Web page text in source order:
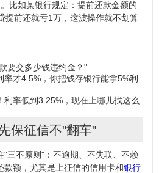
比如某银行规定：提前还款金额的
提前还就亏1万，这波操作就不划算
要交多少钱违约金？"
才4.5%，你把钱存银行能拿5%利
率低到3.25%，现在上哪儿找这么
保征信不"翻车"
"三不原则"：不逾期、不失联、不赖
款额，尤其是上征信的信用卡和银行